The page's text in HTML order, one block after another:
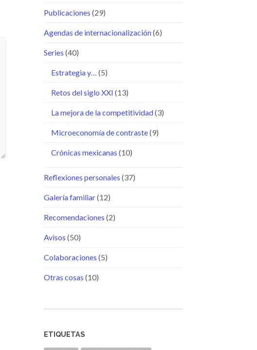
Publicaciones (29)
Agendas de internacionalización(6)
Series (40)
Estrategia y… (5)
Retos del siglo XXI (13)
La mejora de la competitividad(3)
Microeconomía de contraste(9)
Crónicas mexicanas (10)
Reflexiones personales (37)
Galería familiar(12)
Recomendaciones (2)
Avisos (50)
Colaboraciones (5)
Otras cosas (10)
ETIQUETAS